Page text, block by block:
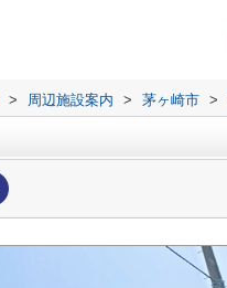
> 周辺施設案内 > 茅ヶ崎市 >